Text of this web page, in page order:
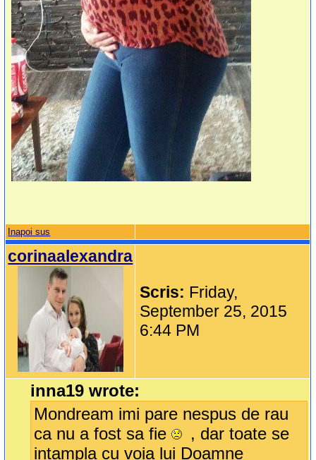
Inapoi sus
corinaalexandra
Scris: Friday,
September 25, 2015
6:44 PM
inna19 wrote:
Mondream imi pare nespus de rau
ca nu a fost sa fie
, dar toate se
intampla cu voia lui Doamne